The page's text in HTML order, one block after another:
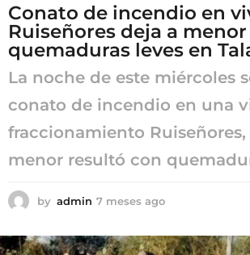
Conato de incendio en
Ruiseñores deja a
quemaduras leves en
La noche de este miércoles
conato de incendio en una
fraccionamiento Ruiseñores,
menor resultó con
by admin 7 meses ago
s